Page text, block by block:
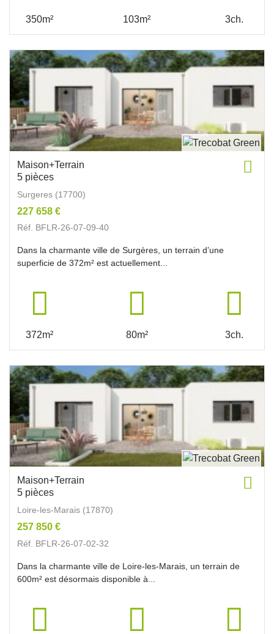
350m² 103m² 3ch.
Maison+Terrain
5 pièces
Surgeres (17700)
227 658 €
Réf. BFLR-26-07-09-40
Dans la charmante ville de Surgères, un terrain d’une
superficie de 372m² est actuellement...
372m² 80m² 3ch.
Maison+Terrain
5 pièces
Loire-les-Marais (17870)
257 850 €
Réf. BFLR-26-07-02-32
Dans la charmante ville de Loire-les-Marais, un terrain de
600m² est désormais disponible à...